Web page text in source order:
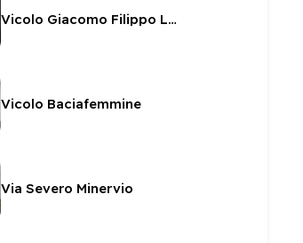
Vicolo Giacomo Filippo Leoncilli
Vicolo Baciafemmine
Via Severo Minervio